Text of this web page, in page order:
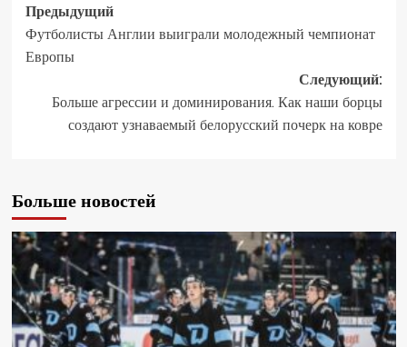
Предыдущий
Футболисты Англии выиграли молодежный чемпионат
Европы
Следующий:
Больше агрессии и доминирования. Как наши борцы
создают узнаваемый белорусский почерк на ковре
Больше новостей